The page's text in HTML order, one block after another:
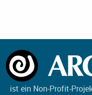
ist ein Non-Profit-